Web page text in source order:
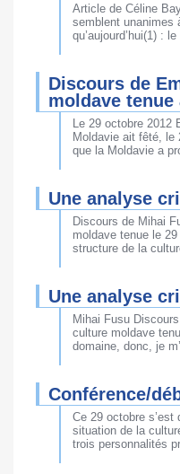
Article de Céline
semblent unanimes
qu’aujourd’hui(1) :
Discours de
moldave
Le 29 octobre 2012
Moldavie ait fêté, le
que la Moldavie a
Une analyse
Discours de Mihai
moldave tenue le
structure de la
Une analyse
Mihai Fusu
culture moldave
domaine, donc, je
Conférence/
Ce 29 octobre
situation de la
trois personnalités